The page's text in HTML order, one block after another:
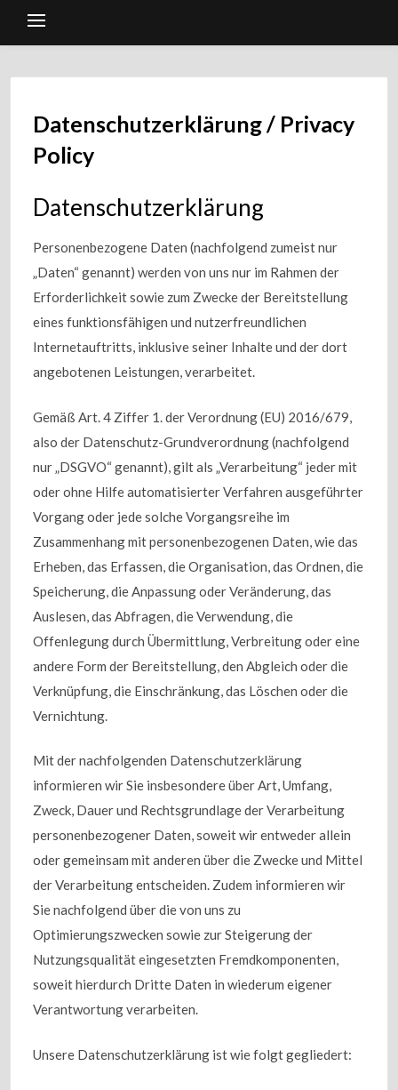
Datenschutzerklärung / Privacy
Policy
Datenschutzerklärung
Personenbezogene Daten (nachfolgend zumeist nur
„Daten“ genannt) werden von uns nur im Rahmen der
Erforderlichkeit sowie zum Zwecke der Bereitstellung
eines funktionsfähigen und nutzerfreundlichen
Internetauftritts, inklusive seiner Inhalte und der dort
angebotenen Leistungen, verarbeitet.
Gemäß Art. 4 Ziffer 1. der Verordnung (EU) 2016/679,
also der Datenschutz-Grundverordnung (nachfolgend
nur „DSGVO“ genannt), gilt als „Verarbeitung“ jeder mit
oder ohne Hilfe automatisierter Verfahren ausgeführter
Vorgang oder jede solche Vorgangsreihe im
Zusammenhang mit personenbezogenen Daten, wie das
Erheben, das Erfassen, die Organisation, das Ordnen, die
Speicherung, die Anpassung oder Veränderung, das
Auslesen, das Abfragen, die Verwendung, die
Offenlegung durch Übermittlung, Verbreitung oder eine
andere Form der Bereitstellung, den Abgleich oder die
Verknüpfung, die Einschränkung, das Löschen oder die
Vernichtung.
Mit der nachfolgenden Datenschutzerklärung
informieren wir Sie insbesondere über Art, Umfang,
Zweck, Dauer und Rechtsgrundlage der Verarbeitung
personenbezogener Daten, soweit wir entweder allein
oder gemeinsam mit anderen über die Zwecke und Mittel
der Verarbeitung entscheiden. Zudem informieren wir
Sie nachfolgend über die von uns zu
Optimierungszwecken sowie zur Steigerung der
Nutzungsqualität eingesetzten Fremdkomponenten,
soweit hierdurch Dritte Daten in wiederum eigener
Verantwortung verarbeiten.
Unsere Datenschutzerklärung ist wie folgt gegliedert: